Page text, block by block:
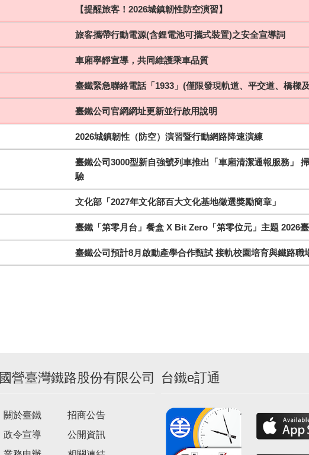
【提醒旅客！2026城鎮韌性防空演習】
旅客攜帶行動電源(含鋰電池可攜式裝置)之安全宣導詞
車廂寧靜宣導，共同維護乘車品質
臺鐵緊急聯絡電話「1933」(僅限發現軌道、平交道、橋樑
臺鐵公司官網網址更新並行啟用說明
2026城鎮韌性（防空）演習暨行動網路降速演練
臺鐵公司3000型新自強號列車推出「車廂清潔通報服務」
驗
文化部「2027年文化部百大文化基地徵選獎勵簡章」
臺鐵「第零月台」餐盒 X Bit Zero「第零位元」主題 2026
臺鐵公司預計8月啟動產學合作甄試 接軌校園培育與鐵路職
國營臺灣鐵路股份有限公司
關於臺鐵
政令宣導
招商公告
公開資訊
台鐵e訂通